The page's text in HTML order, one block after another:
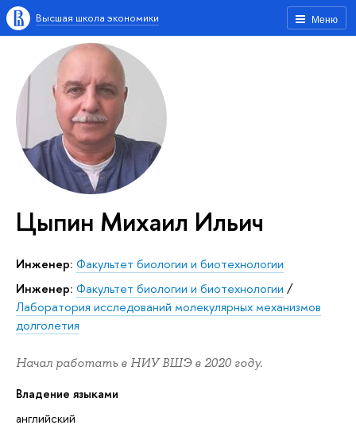
Меню
Высшая школа экономики
Цыпин Михаил Ильич
Инженер: Факультет биологии и биотехнологии
Инженер: Факультет биологии и биотехнологии /
Лаборатория исследований молекулярных механизмов
долголетия
Начал работать в НИУ ВШЭ в 2020 году.
Владение языками
английский